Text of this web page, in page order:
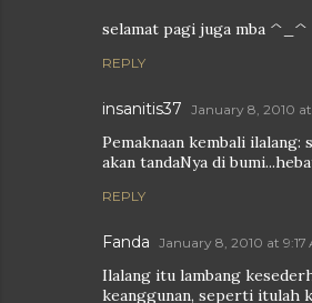
selamat pagi juga mba ^_^
REPLY
insanitis37 January 8, 2010
Pemaknaan kembali ilalang:
akan tandaNya di
REPLY
Fanda January 8, 2010 at 9:17
Ilalang itu lambang
keanggunan, seperti itulah